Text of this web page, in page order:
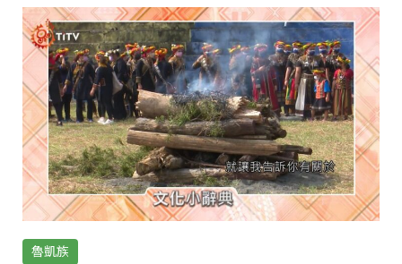
魯凱族